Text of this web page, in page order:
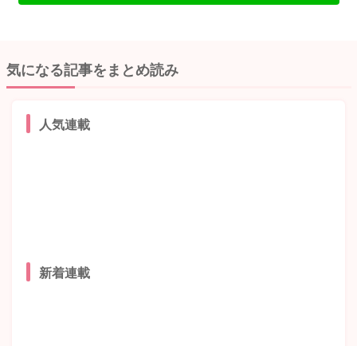
気になる記事をまとめ読み
人気連載
新着連載